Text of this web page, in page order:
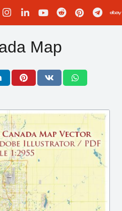
Map